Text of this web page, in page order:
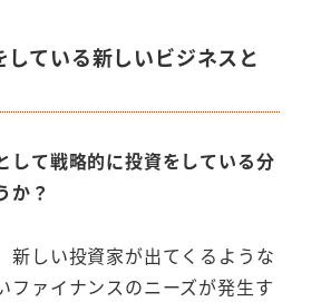
ている新しいビジネスと
して戦略的に投資をしている分
か？
新しい投資家が出てくるような
ファイナンスのニーズが発生す